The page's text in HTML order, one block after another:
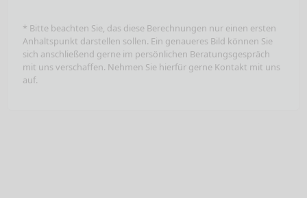
* Bitte beachten Sie, das diese Berechnungen nur einen ersten
Anhaltspunkt darstellen sollen. Ein genaueres Bild können Sie
sich anschließend gerne im persönlichen Beratungsgespräch
mit uns verschaffen. Nehmen Sie hierfür gerne Kontakt mit uns
auf.